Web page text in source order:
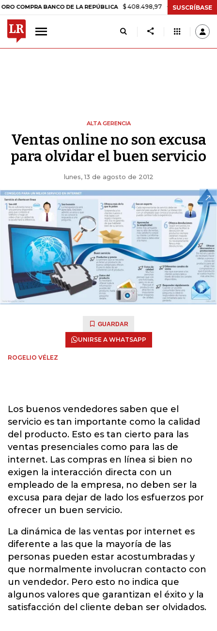
BANCO DE LA REPÚBLICA $ 408.498,97 +$ 8.753,81 +2,19%
SUSCRÍBASE
ALTA GERENCIA
Ventas online no son excusa
para olvidar el buen servicio
lunes, 13 de agosto de 2012
GUARDAR
UNIRSE A WHATSAPP
ROGELIO VÉLEZ
Los buenos vendedores saben que el
servicio es tan importante como la calidad
del producto. Esto es tan cierto para las
ventas presenciales como para las de
internet. Las compras en línea si bien no
exigen la interacción directa con un
empleado de la empresa, no deben ser la
excusa para dejar de lado los esfuerzos por
ofrecer un buen servicio.
La dinámica de las ventas por internet es
diferente a las que la mayoría de las
personas pueden estar acostumbradas y
que normalmente involucran contacto con
un vendedor. Pero esto no indica que
algunos valores que garantizan el éxito y la
satisfacción del cliente deban ser olvidados.